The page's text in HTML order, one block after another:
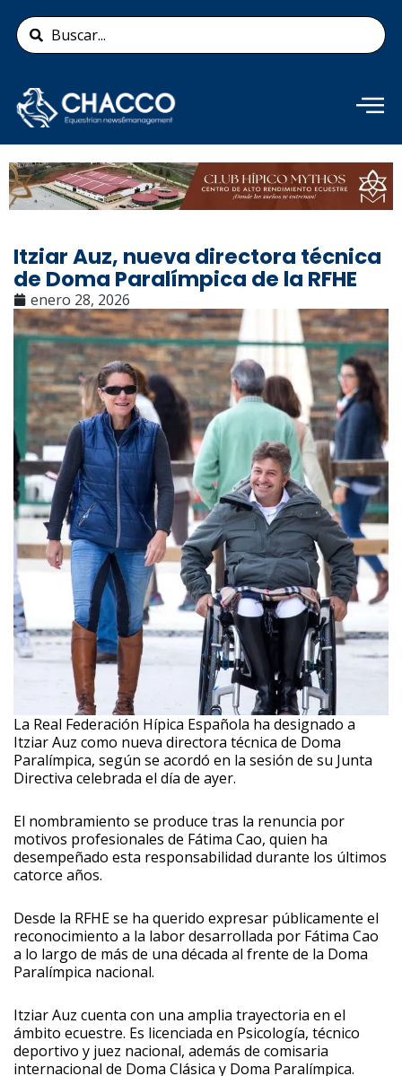
contenido
Search
...
Añade aquí tu texto de
cabecera
Itziar Auz, nueva directora técnica
de Doma Paralímpica de la RFHE
enero 28, 2026
La Real Federación Hípica Española ha designado a
Itziar Auz como nueva directora técnica de Doma
Paralímpica, según se acordó en la sesión de su Junta
Directiva celebrada el día de ayer.
El nombramiento se produce tras la renuncia por
motivos profesionales de Fátima Cao, quien ha
desempeñado esta responsabilidad durante los últimos
catorce años.
Desde la RFHE se ha querido expresar públicamente el
reconocimiento a la labor desarrollada por Fátima Cao
a lo largo de más de una década al frente de la Doma
Paralímpica nacional.
Itziar Auz cuenta con una amplia trayectoria en el
ámbito ecuestre. Es licenciada en Psicología, técnico
deportivo y juez nacional, además de comisaria
internacional de Doma Clásica y Doma Paralímpica.